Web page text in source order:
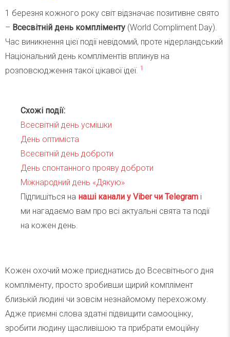
1 березня кожного року світ відзначає позитивне свято
– Всесвітній день компліменту (World Compliment Day).
Час виникнення цієї події невідомий, проте нідерландський
Національний день компліментів вплинув на
розповсюдження такої цікавої ідеї. 1
Схожі події:
Всесвітній день усмішки
День оптиміста
Всесвітній день доброти
День спонтанного прояву доброти
Міжнародний день «Дякую»
Підпишіться на наші канали у Viber чи Telegram і
ми нагадаємо вам про всі актуальні свята та події
на кожен день.
Кожен охочий може приєднатись до Всесвітнього дня
компліменту, просто зробивши щирий комплімент
близькій людині чи зовсім незнайомому перехожому.
Адже приємні слова здатні підвищити самооцінку,
зробити людину щасливішою та прибрати емоційну